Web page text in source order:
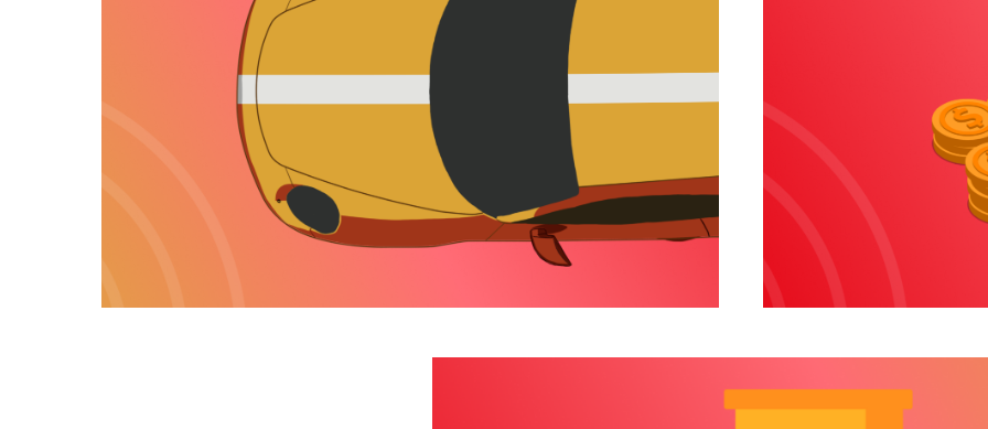
Автобизнес
Результаты рекламных кампаний
Финансы
Результаты